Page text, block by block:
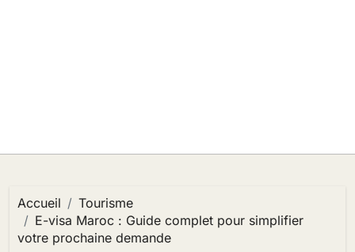
Accueil
Tourisme
E-visa Maroc : Guide complet pour simplifier
votre prochaine demande